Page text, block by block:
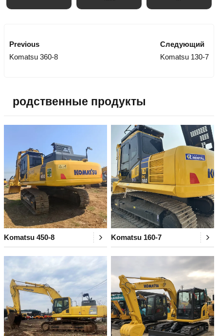
Previous
Komatsu 360-8
Следующий
Komatsu 130-7
родственные продукты
Komatsu 450-8 Komatsu 160-7